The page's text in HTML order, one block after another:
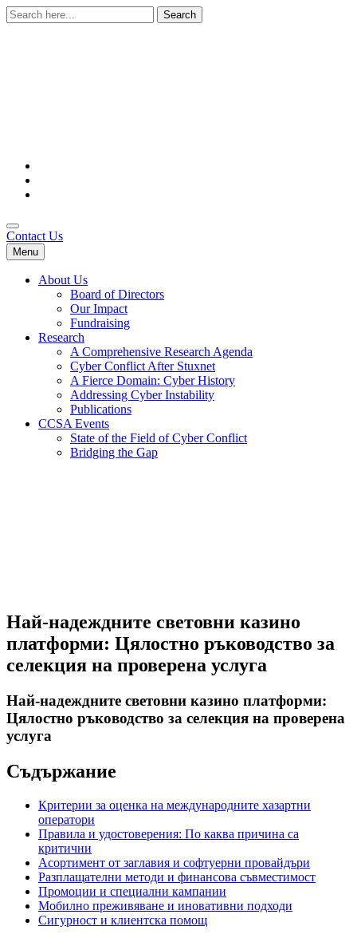
Search
for:
Contact Us
Menu
About Us
Board of Directors
Our Impact
Fundraising
Research
A Comprehensive Research Agenda
Cyber Conflict After Stuxnet
A Fierce Domain: Cyber History
Addressing Cyber Instability
Publications
CCSA Events
State of the Field of Cyber Conflict
Bridging the Gap
Най-надеждните световни казино
платформи: Цялостно ръководство за
селекция на проверена услуга
Най-надеждните световни казино платформи:
Цялостно ръководство за селекция на проверена
услуга
Съдържание
Критерии за оценка на международните хазартни
оператори
Правила и удостоверения: По каква причина са
критични
Асортимент от заглавия и софтуерни провайдъри
Разплащателни методи и финансова съвместимост
Промоции и специални кампании
Мобилно преживяване и иновативни подходи
Сигурност и клиентска помощ